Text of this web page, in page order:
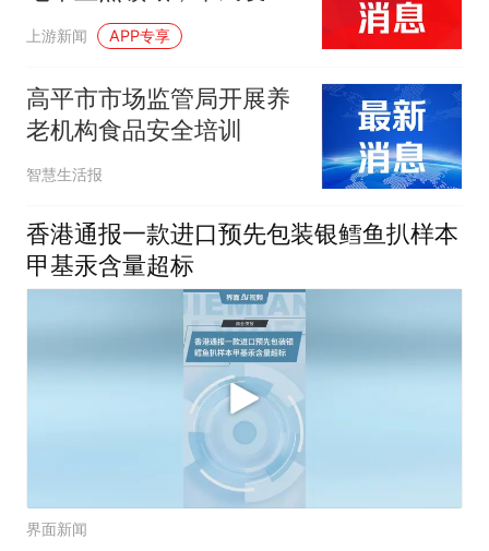
安全隐患可随手拍、即时
上游新闻 APP专享
高平市市场监管局开展养
老机构食品安全培训
智慧生活报
香港通报一款进口预先包装银鳕鱼扒样本
甲基汞含量超标
界面新闻